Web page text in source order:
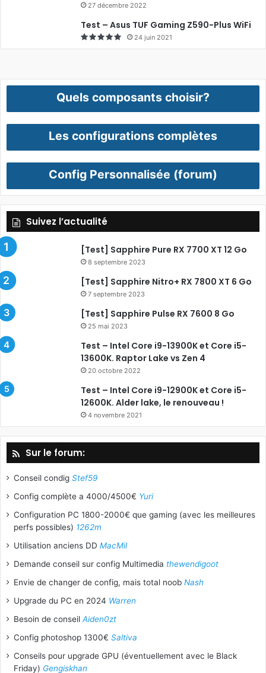
27 décembre 2022
Test – Asus TUF Gaming Z590-Plus WiFi
24 juin 2021
Quels composants choisir?
Les configurations complètes
Config Personnalisée (forum)
Suivez l’actualité
[Test] Sapphire Pure RX 7700 XT 12 Go
8 septembre 2023
[Test] Sapphire Nitro+ RX 7800 XT 6 Go
7 septembre 2023
[Test] Sapphire Pulse RX 7600 8 Go
25 mai 2023
Test – Intel Core i9-13900K et Core i5-
13600K. Raptor Lake vs Zen 4
20 octobre 2022
Test – Intel Core i9-12900K et Core i5-
12600K. Alder lake, le renouveau !
4 novembre 2021
Sur le forum:
Conseil condig Stef59
Config complète a 4000/4500€ Yuri
Configuration PC 1800-2000€ que gaming (avec les meilleures
perfs possibles) 1262m
Utilisation anciens DD MacMil
Demande conseil sur config Multimedia thewendigoot
Envie de changer de config, mais total noob Nash
Upgrade du PC en 2024 Warren
Besoin de conseil Aiden0zt
Config photoshop 1300€ Saltiva
Conseils pour upgrade GPU (éventuellement avec le Black
Friday) Gengiskhan